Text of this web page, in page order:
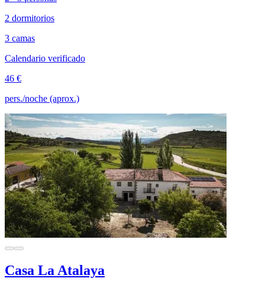
2 dormitorios
3 camas
Calendario verificado
46 €
pers./noche (aprox.)
Casa La Atalaya